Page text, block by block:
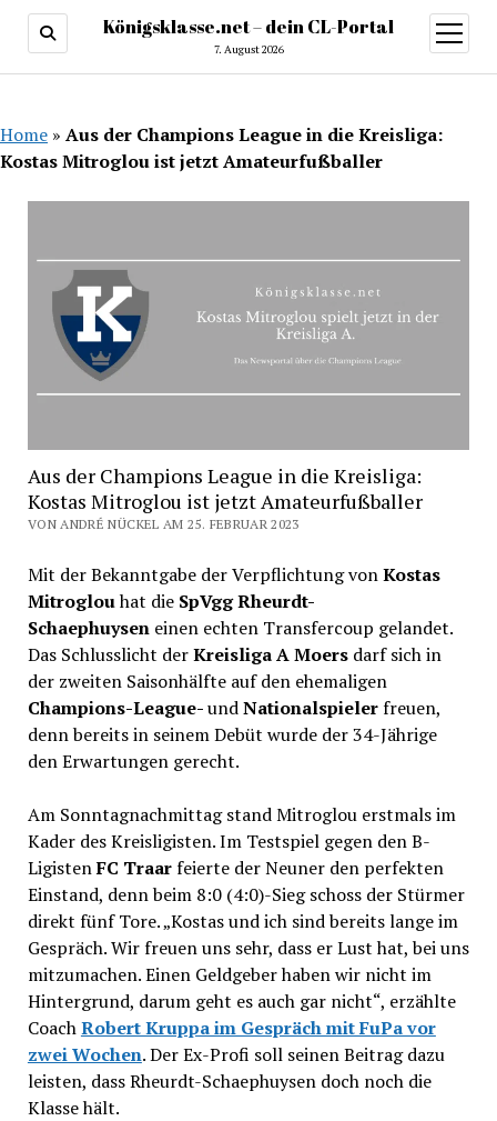
Königsklasse.net – dein CL-Portal
7. August 2026
Menü
öffnen
Home » Aus der Champions League in die Kreisliga:
Kostas Mitroglou ist jetzt Amateurfußballer
Aus der Champions League in die Kreisliga:
Kostas Mitroglou ist jetzt Amateurfußballer
VON ANDRÉ NÜCKEL AM 25. FEBRUAR 2023
Mit der Bekanntgabe der Verpflichtung vonKostas
Mitroglouhat die SpVgg Rheurdt-
Schaephuysen einen echten Transfercoup gelandet.
Das Schlusslicht derKreisliga A Moersdarf sich in
der zweiten Saisonhälfte auf den ehemaligen
Champions-League-undNationalspielerfreuen,
denn bereits in seinem Debüt wurde der 34-Jährige
den Erwartungen gerecht.
Am Sonntagnachmittag stand Mitroglou erstmals im
Kader des Kreisligisten. Im Testspiel gegen den B-
LigistenFC Traarfeierte der Neuner den perfekten
Einstand, denn beim 8:0 (4:0)-Sieg schoss der Stürmer
direkt fünf Tore. „Kostas und ich sind bereits lange im
Gespräch. Wir freuen uns sehr, dass er Lust hat, bei uns
mitzumachen. Einen Geldgeber haben wir nicht im
Hintergrund, darum geht es auch gar nicht“, erzählte
CoachRobert Kruppa im Gespräch mit FuPa vor
zwei Wochen. Der Ex-Profi soll seinen Beitrag dazu
leisten, dass Rheurdt-Schaephuysen doch noch die
Klasse hält.